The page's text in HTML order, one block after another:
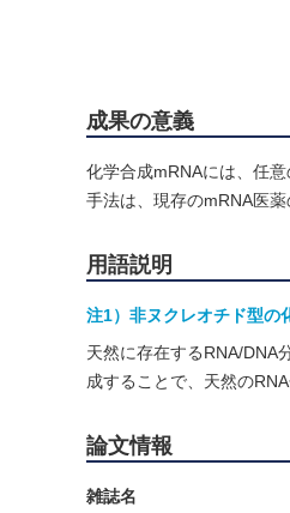
成果の意義
化学合成mRNAには、任
手法は、現存のmRNA医
用語説明
注1）非ヌクレオチド型の
天然に存在するRNA/DNA
成することで、天然の
論文情報
雑誌名